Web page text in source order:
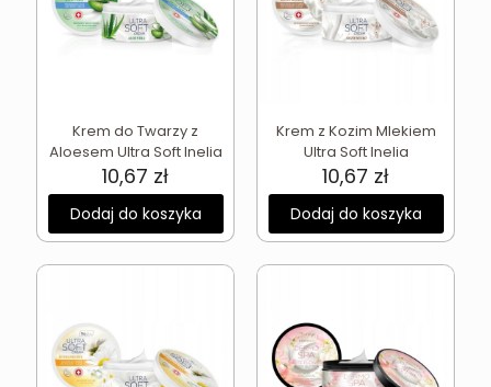
Krem do Twarzy z
Aloesem Ultra Soft Inelia
10,67 zł
Dodaj do koszyka
Krem z Kozim Mlekiem
Ultra Soft Inelia
10,67 zł
Dodaj do koszyka